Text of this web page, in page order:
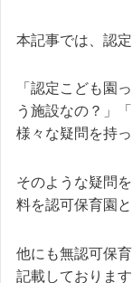
本記事では、認
「認定こども園
う施設なの？」
様々な疑問を持
そのような疑問
料を認可保育園
他にも無認可保
記載しておりま